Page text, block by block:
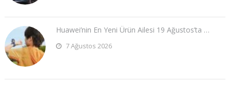
Huawei’nin En Yeni Ürün Ailesi 19 Ağustos’ta …
7 Ağustos 2026